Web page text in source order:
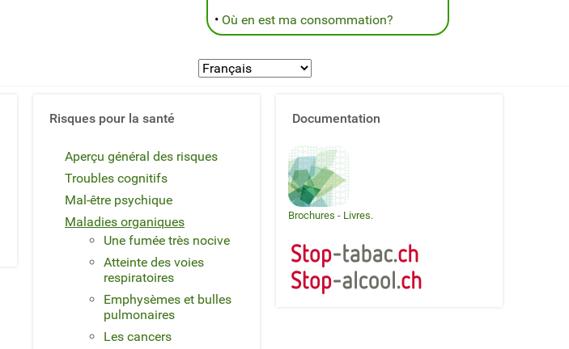
• Où en est ma consommation?
Risques pour la santé
Aperçu général des risques
Troubles cognitifs
Mal-être psychique
Maladies organiques
Une fumée très nocive
Atteinte des voies
respiratoires
Emphysèmes et bulles
pulmonaires
Les cancers
Documentation
Brochures - Livres.